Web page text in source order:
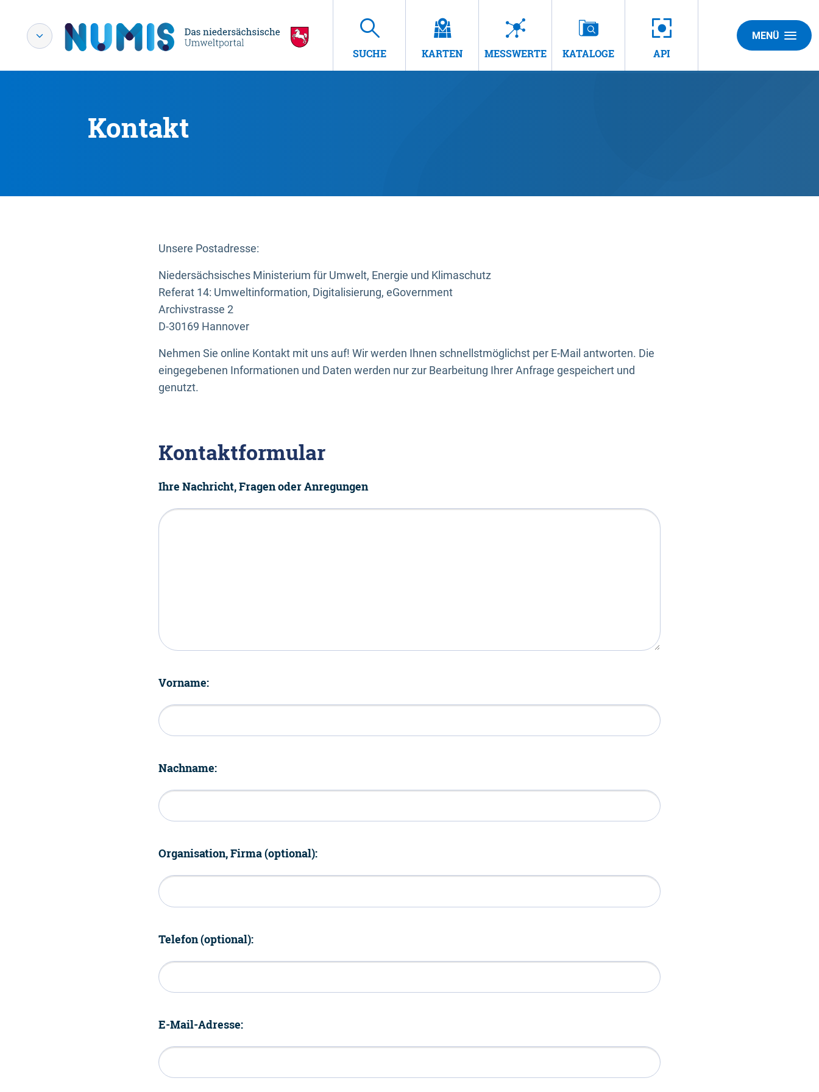
SUCHE KARTEN MESSWERTE KATALOGE API
MENÜ
Kontakt
Unsere Postadresse:
Niedersächsisches Ministerium für Umwelt, Energie und Klimaschutz
Referat 14: Umweltinformation, Digitalisierung, eGovernment
Archivstrasse 2
D-30169 Hannover
Nehmen Sie online Kontakt mit uns auf! Wir werden Ihnen schnellstmöglichst per E-Mail antworten. Die
eingegebenen Informationen und Daten werden nur zur Bearbeitung Ihrer Anfrage gespeichert und
genutzt.
Kontaktformular
Ihre Nachricht, Fragen oder Anregungen
Vorname:
Nachname:
Organisation, Firma (optional):
Telefon (optional):
E-Mail-Adresse: